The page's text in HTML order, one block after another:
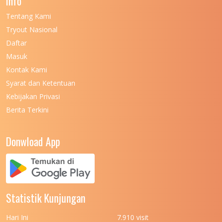
UNIVERSITAS NEGERI KHAIRUN
UNIVERSITAS NEGERI MANADO
UNIVERSITAS NEGERI MEDAN
UNIVERSITAS NEGERI PADANG
UNIVERSITAS NUSA CENDANA
UNIVERSITAS PADJADJARAN
UNIVERSITAS PATTIMURA
Tentang Kami
Tryout Nasional
Daftar
Masuk
Kontak Kami
Syarat dan Ketentuan
Kebijakan Privasi
Berita Terkini
Donwload App
Statistik Kunjungan
Hari Ini 7.910 visit